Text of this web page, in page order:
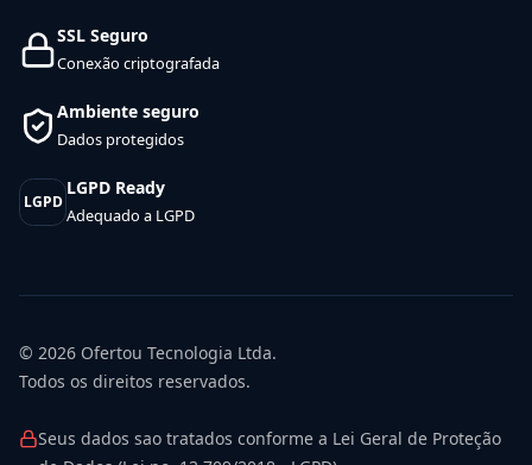
SSL Seguro
Conexão criptografada
Ambiente seguro
Dados protegidos
LGPD
LGPD Ready
Adequado a LGPD
© 2026 Ofertou Tecnologia Ltda.
Todos os direitos reservados.
Seus dados sao tratados conforme a Lei Geral de Proteção